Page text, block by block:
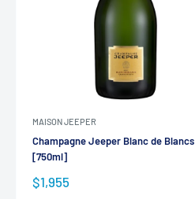
MAISON JEEPER
Champagne Jeeper Blanc de Blancs
[750ml]
Precio
$1,955